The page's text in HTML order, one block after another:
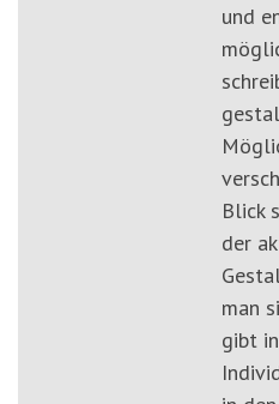
und
Blick
der
man
gibt